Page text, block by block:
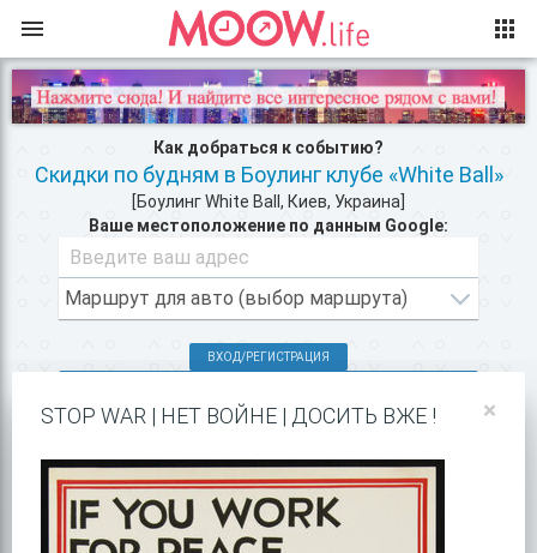
Как добраться к событию?
Скидки по будням в Боулинг клубе «White Ball»
[Боулинг White Ball, Киев, Украина]
Ваше местоположение по данным Google:
ВХОД/РЕГИСТРАЦИЯ
РАЗВЛЕЧЕНИЯ РЯДОМ >>
ПОКАЗАТЬ НА GOOGLE MAPS!
×
STOP WAR | НЕТ ВОЙНЕ | ДОСИТЬ ВЖЕ !